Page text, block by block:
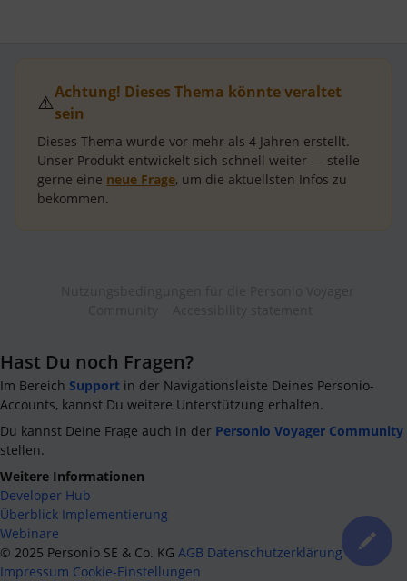
⚠️Achtung! Dieses Thema könnte veraltet
sein
Dieses Thema wurde vor mehr als 4 Jahren erstellt.
Unser Produkt entwickelt sich schnell weiter — stelle
gerne eine neue Frage, um die aktuellsten Infos zu
bekommen.
Hast Du noch Fragen?
Im Bereich Support in der Navigationsleiste Deines Personio-
Accounts, kannst Du weitere Unterstützung erhalten.
Du kannst Deine Frage auch in der Personio Voyager Community
stellen.
Weitere Informationen
Developer Hub
Überblick Implementierung
Webinare
© 2025 Personio SE & Co. KG AGB Datenschutzerklärung
Impressum Cookie-Einstellungen